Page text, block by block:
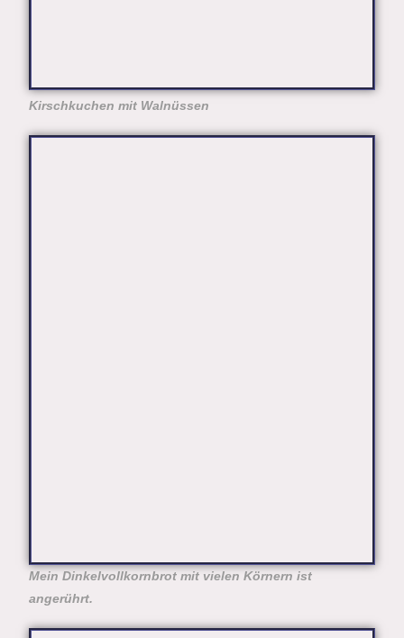
Kirschkuchen mit Walnüssen
Mein Dinkelvollkornbrot mit vielen Körnern ist
angerührt.